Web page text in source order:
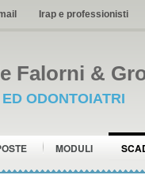
Irap e professionisti
Falorni &
ODONTOIATRI
MODULI